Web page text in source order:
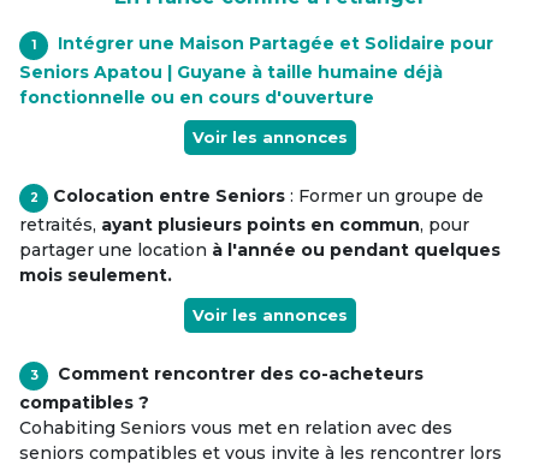
1
Intégrer une Maison Partagée et Solidaire pour
Seniors Apatou | Guyane à taille humaine déjà
fonctionnelle ou en cours d'ouverture
Voir les annonces
2 Colocation entre Seniors : Former un groupe de
retraités, ayant plusieurs points en commun, pour
partager une location à l'année ou pendant quelques
mois seulement.
Voir les annonces
3
Comment rencontrer des co-acheteurs
compatibles ?
Cohabiting Seniors vous met en relation avec des
seniors compatibles et vous invite à les rencontrer lors